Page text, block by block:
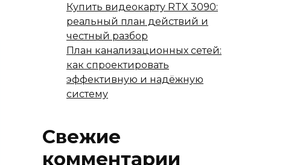
Купить видеокарту RTX 3090:
реальный план действий и
честный разбор
План канализационных сетей:
как спроектировать
эффективную и надёжную
систему
Свежие
комментарии